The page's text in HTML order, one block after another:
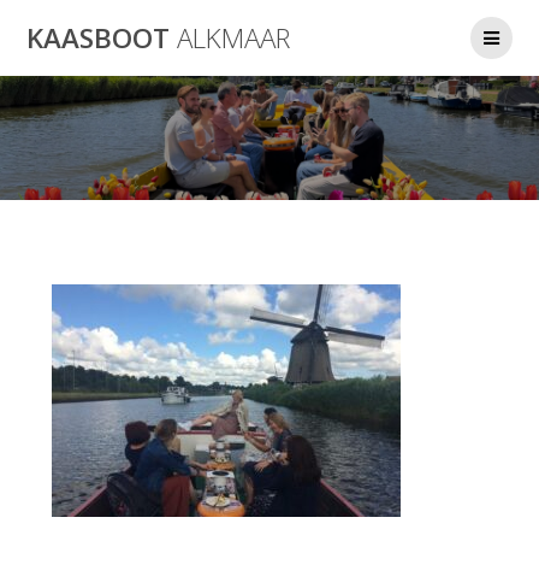
naar
inhoud
KAASBOOT ALKMAAR